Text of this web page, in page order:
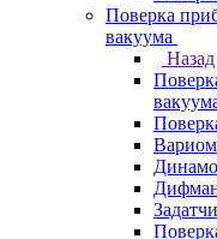
Поверка
вакуума
Назад